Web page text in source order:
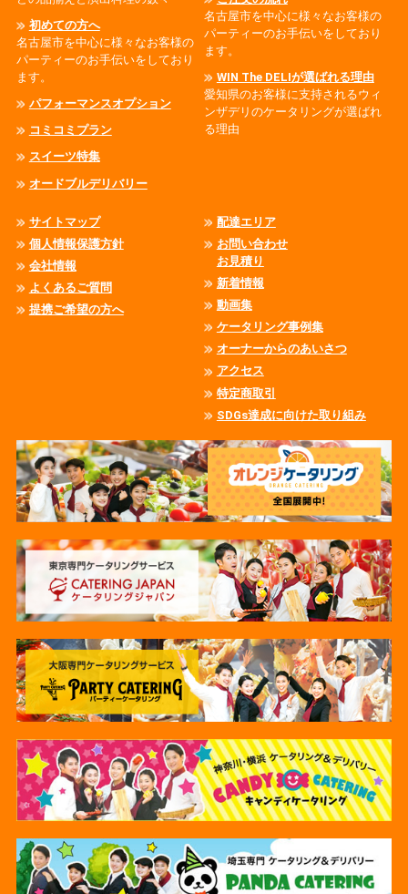
初めての方へ
名古屋市を中心に様々なお客様の
パーティーのお手伝いをしており
ます。
パフォーマンスオプション
コミコミプラン
スイーツ特集
オードブルデリバリー
名古屋市を中心に様々なお客様の
パーティーのお手伝いをしており
ます。
WIN The DELIが選ばれる理由
愛知県のお客様に支持されるウィ
ンザデリのケータリングが選ばれ
る理由
サイトマップ
個人情報保護方針
会社情報
よくあるご質問
提携ご希望の方へ
配達エリア
お問い合わせ
お見積り
新着情報
動画集
ケータリング事例集
オーナーからのあいさつ
アクセス
特定商取引
SDGs達成に向けた取り組み